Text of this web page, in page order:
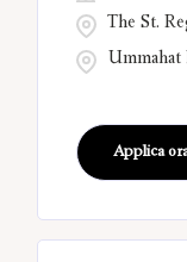
Ummahat
The St.
Applica